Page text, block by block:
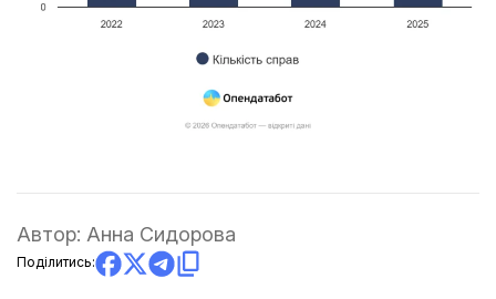
Автор: Анна Сидорова
Поділитись: